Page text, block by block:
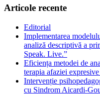
Articole recente
Editorial
Implementarea
analiză descriptivă a
Speak. Live.”
Eficiența metodei de
terapia afaziei
Intervenție
cu Sindrom Aicardi-